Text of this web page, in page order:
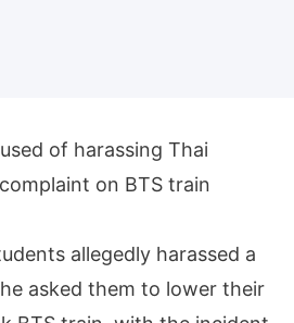
on BTS train
asked them to lower their
BTS train, with the incident